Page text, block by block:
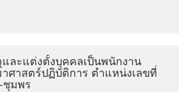
ละแต่งตั้งบุคคลเป็นพนักงาน
ศาสตร์ปฏิบัติการ ตำแหน่งเลขที่
ชุมพร